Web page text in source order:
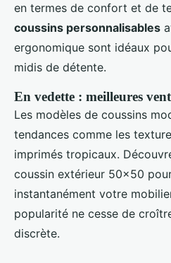
en termes de confort et de
coussins personnalisables
ergonomique sont idéaux
midis de détente.
En vedette : meilleures
Les modèles de coussins
tendances comme les
imprimés tropicaux.
coussin extérieur 50x50
instantanément votre
popularité ne cesse de
discrète.